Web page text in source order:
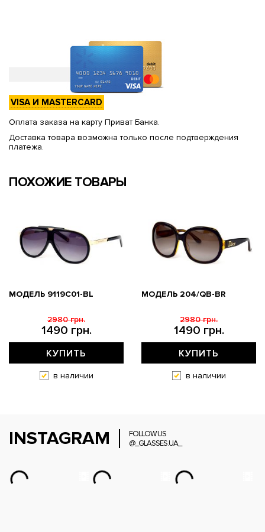
VISA И MASTERCARD
Оплата заказа на карту Приват Банка.
Доставка товара возможна только после подтверждения
платежа.
ПОХОЖИЕ ТОВАРЫ
МОДЕЛЬ 9119С01-BL
1490 грн.
2980 грн.
КУПИТЬ
в наличии
МОДЕЛЬ 204/QB-BR
1490 грн.
2980 грн.
КУПИТЬ
в наличии
INSTAGRAM
FOLLOW US
@_GLASSES.UA_